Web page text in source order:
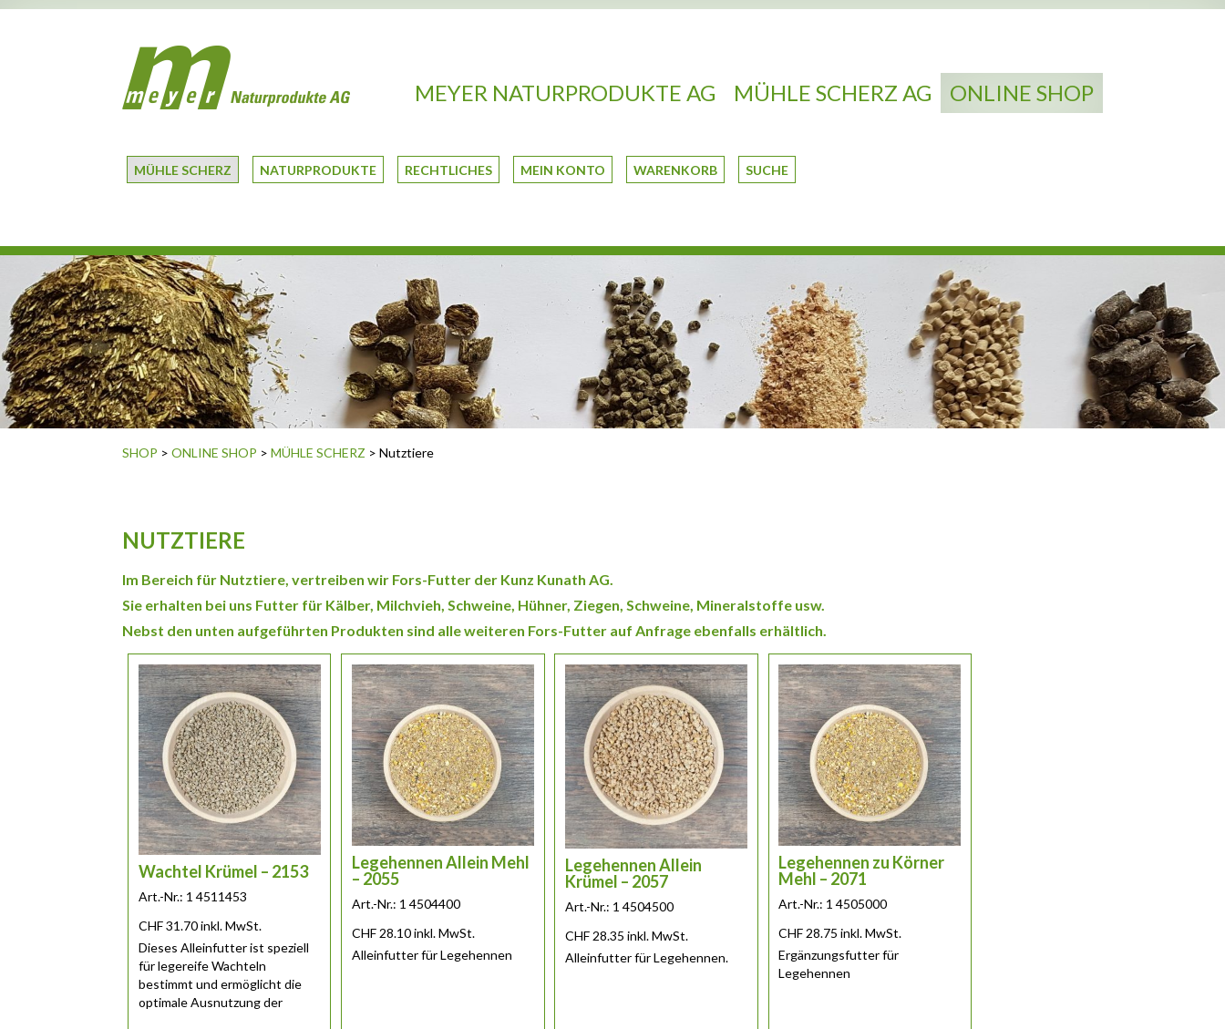
MEYER NATURPRODUKTE AG MÜHLE SCHERZ AG ONLINE SHOP
MÜHLE SCHERZ NATURPRODUKTE RECHTLICHES MEIN KONTO WARENKORB SUCHE
SHOP >ONLINE SHOP >MÜHLE SCHERZ > Nutztiere
NUTZTIERE
Im Bereich für Nutztiere, vertreiben wir Fors-Futter der Kunz Kunath AG.
Sie erhalten bei uns Futter für Kälber, Milchvieh, Schweine, Hühner, Ziegen, Schweine, Mineralstoffe usw.
Nebst den unten aufgeführten Produkten sind alle weiteren Fors-Futter auf Anfrage ebenfalls erhältlich.
Wachtel Krümel – 2153
Art.-Nr.: 1 4511453
CHF31.70 inkl. MwSt.
Dieses Alleinfutter ist speziell
für legereife Wachteln
bestimmt und ermöglicht die
optimale Ausnutzung der
Legehennen Allein Mehl
– 2055
Art.-Nr.: 1 4504400
CHF28.10inkl. MwSt.
Alleinfutter für Legehennen
Legehennen Allein
Krümel – 2057
Art.-Nr.: 1 4504500
CHF 28.35 inkl. MwSt.
Alleinfutter für Legehennen.
Legehennen zu Körner
Mehl – 2071
Art.-Nr.: 1 4505000
CHF 28.75 inkl. MwSt.
Ergänzungsfutter für
Legehennen